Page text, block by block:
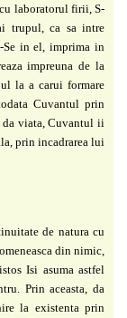
laboratorul firii, S-
trupul, ca sa intre
Se in el, imprima in
impreuna de la
la a carui formare
Cuvantul prin
viata, Cuvantul ii
prin incadrarea lui
de natura cu
din nimic,
Isi asuma astfel
Prin aceasta, da
la existenta prin